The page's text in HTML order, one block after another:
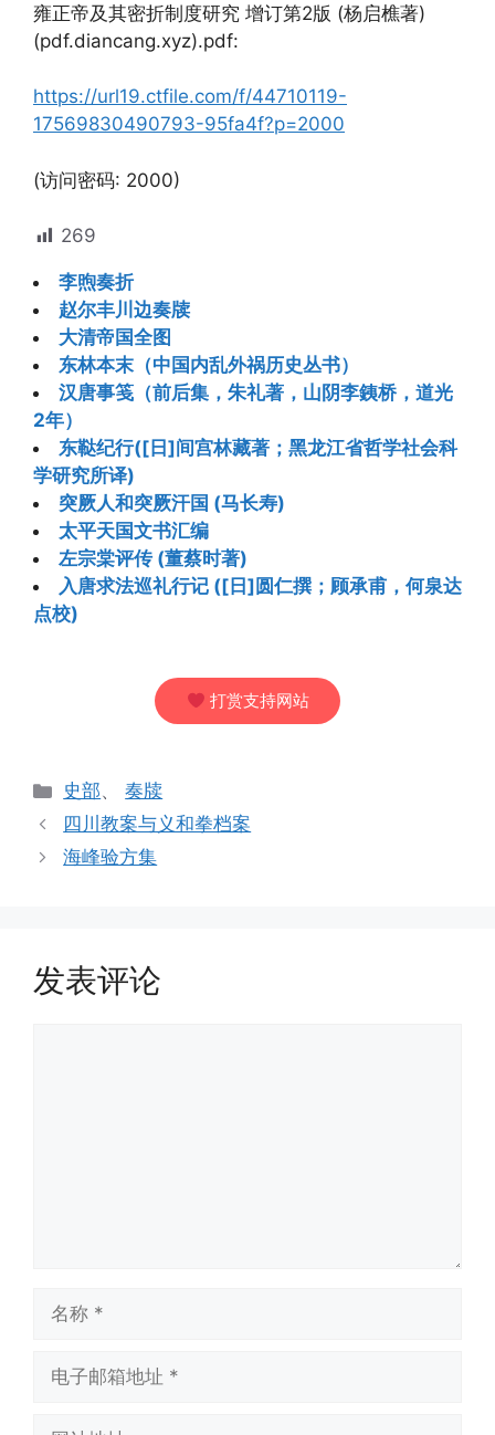
雍正帝及其密折制度研究 增订第2版 (杨启樵著)
(pdf.diancang.xyz).pdf:
https://url19.ctfile.com/f/44710119-
17569830490793-95fa4f?p=2000
(访问密码: 2000)
269
李煦奏折
赵尔丰川边奏牍
大清帝国全图
东林本末（中国内乱外祸历史丛书）
汉唐事笺（前后集，朱礼著，山阴李銕桥，道光
2年）
东鞑纪行([日]间宫林藏著；黑龙江省哲学社会科
学研究所译)
突厥人和突厥汗国 (马长寿)
太平天国文书汇编
左宗棠评传 (董蔡时著)
入唐求法巡礼行记 ([日]圆仁撰；顾承甫，何泉达
点校)
打赏支持网站
分
类
史部、奏牍
四川教案与义和拳档案
海峰验方集
发表评论